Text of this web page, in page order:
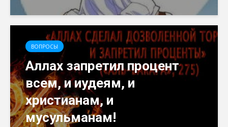
ВОПРОСЫ
Аллах запретил процент
всем, и иудеям, и
христианам, и
мусульманам!